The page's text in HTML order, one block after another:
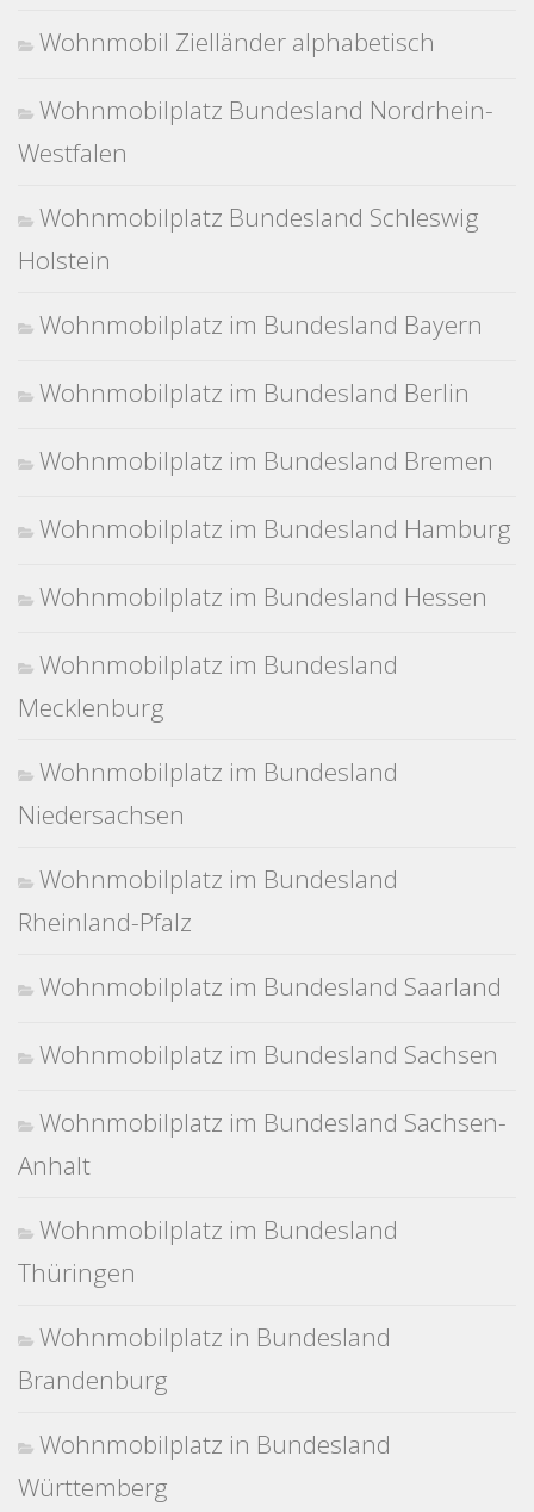
Wohnmobil Zielländer alphabetisch
Wohnmobilplatz Bundesland Nordrhein-
Westfalen
Wohnmobilplatz Bundesland Schleswig
Holstein
Wohnmobilplatz im Bundesland Bayern
Wohnmobilplatz im Bundesland Berlin
Wohnmobilplatz im Bundesland Bremen
Wohnmobilplatz im Bundesland Hamburg
Wohnmobilplatz im Bundesland Hessen
Wohnmobilplatz im Bundesland
Mecklenburg
Wohnmobilplatz im Bundesland
Niedersachsen
Wohnmobilplatz im Bundesland
Rheinland-Pfalz
Wohnmobilplatz im Bundesland Saarland
Wohnmobilplatz im Bundesland Sachsen
Wohnmobilplatz im Bundesland Sachsen-
Anhalt
Wohnmobilplatz im Bundesland
Thüringen
Wohnmobilplatz in Bundesland
Brandenburg
Wohnmobilplatz in Bundesland
Württemberg